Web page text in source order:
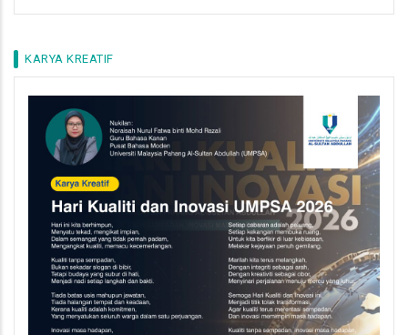
KARYA KREATIF